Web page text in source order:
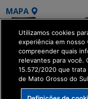
MAPA
SETDIG | Secretaria-
Executiva de
Transformação
Utilizamos cookies
experiência em nosso
compreender quais
relevantes para você.
15.572/2020 que trata
de Mato Grosso do